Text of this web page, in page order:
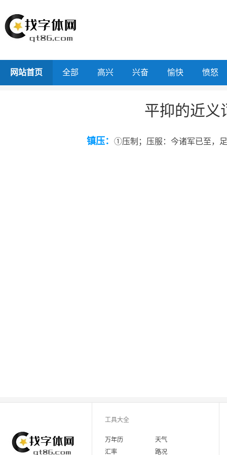
网站首页 全部 高兴 兴奋 愉快 愤怒
平抑的近义
镇压： ①压制；压服：今诸军已至，
工具大全
万年历
天气
汇率
路况